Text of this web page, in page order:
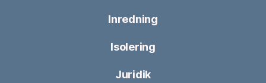
Inredning
Isolering
Juridik